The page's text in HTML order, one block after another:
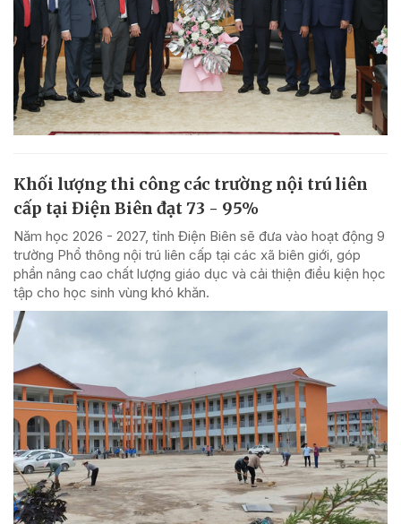
Khối lượng thi công các trường nội trú liên
cấp tại Điện Biên đạt 73 - 95%
Năm học 2026 - 2027, tỉnh Điện Biên sẽ đưa vào hoạt động 9
trường Phổ thông nội trú liên cấp tại các xã biên giới, góp
phần nâng cao chất lượng giáo dục và cải thiện điều kiện học
tập cho học sinh vùng khó khăn.